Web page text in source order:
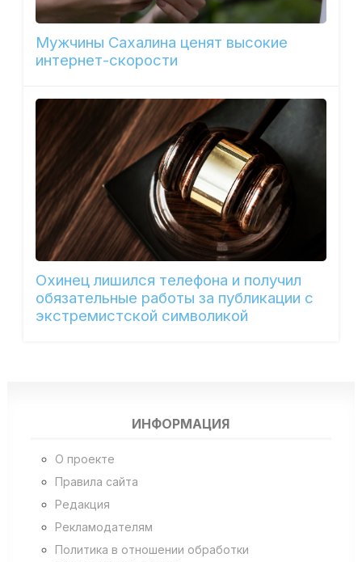
Мужчины Сахалина ценят высокие
интернет-скорости
Охинец лишился телефона и получил
обязательные работы за публикации с
экстремистской символикой
ИНФОРМАЦИЯ
О проекте
Правила сайта
Редакция
Рекламодателям
Политика в отношении обработки